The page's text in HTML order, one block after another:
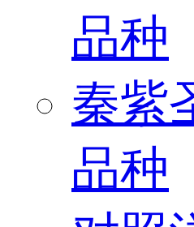
品种
秦紫
品种